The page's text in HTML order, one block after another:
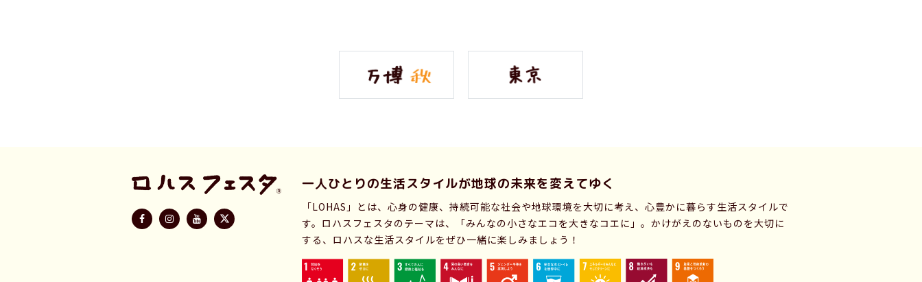
一人ひとりの生活スタイルが地球の未来を変えてゆく
「LOHAS」とは、心身の健康、持続可能な社会や地球環境を大切に考え、心豊かに暮らす生活スタイルで
す。ロハスフェスタのテーマは、「みんなの小さなエコを大きなコエに」。かけがえのないものを大切に
する、ロハスな生活スタイルをぜひ一緒に楽しみましょう！